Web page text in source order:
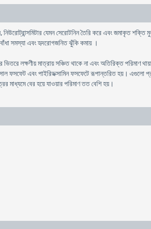
যেমন সেরোটনিন তৈরি করে এবং জমাকৃত
সমস্যা এবং হৃদরোগজনিত ঝুঁকি কমায় ।
লক্ষণীয় মাত্রায় সঞ্চিত থাকে না এবং অতিরিক্ত পরিমাণ
ফসফেট এবং পাইরিডক্সামিন ফসফেটে রূপান্তরিত হয়। এগুলো
মাধ্যমে বের হয়ে যাওয়ার পরিমাণ তত বেশি হয়।